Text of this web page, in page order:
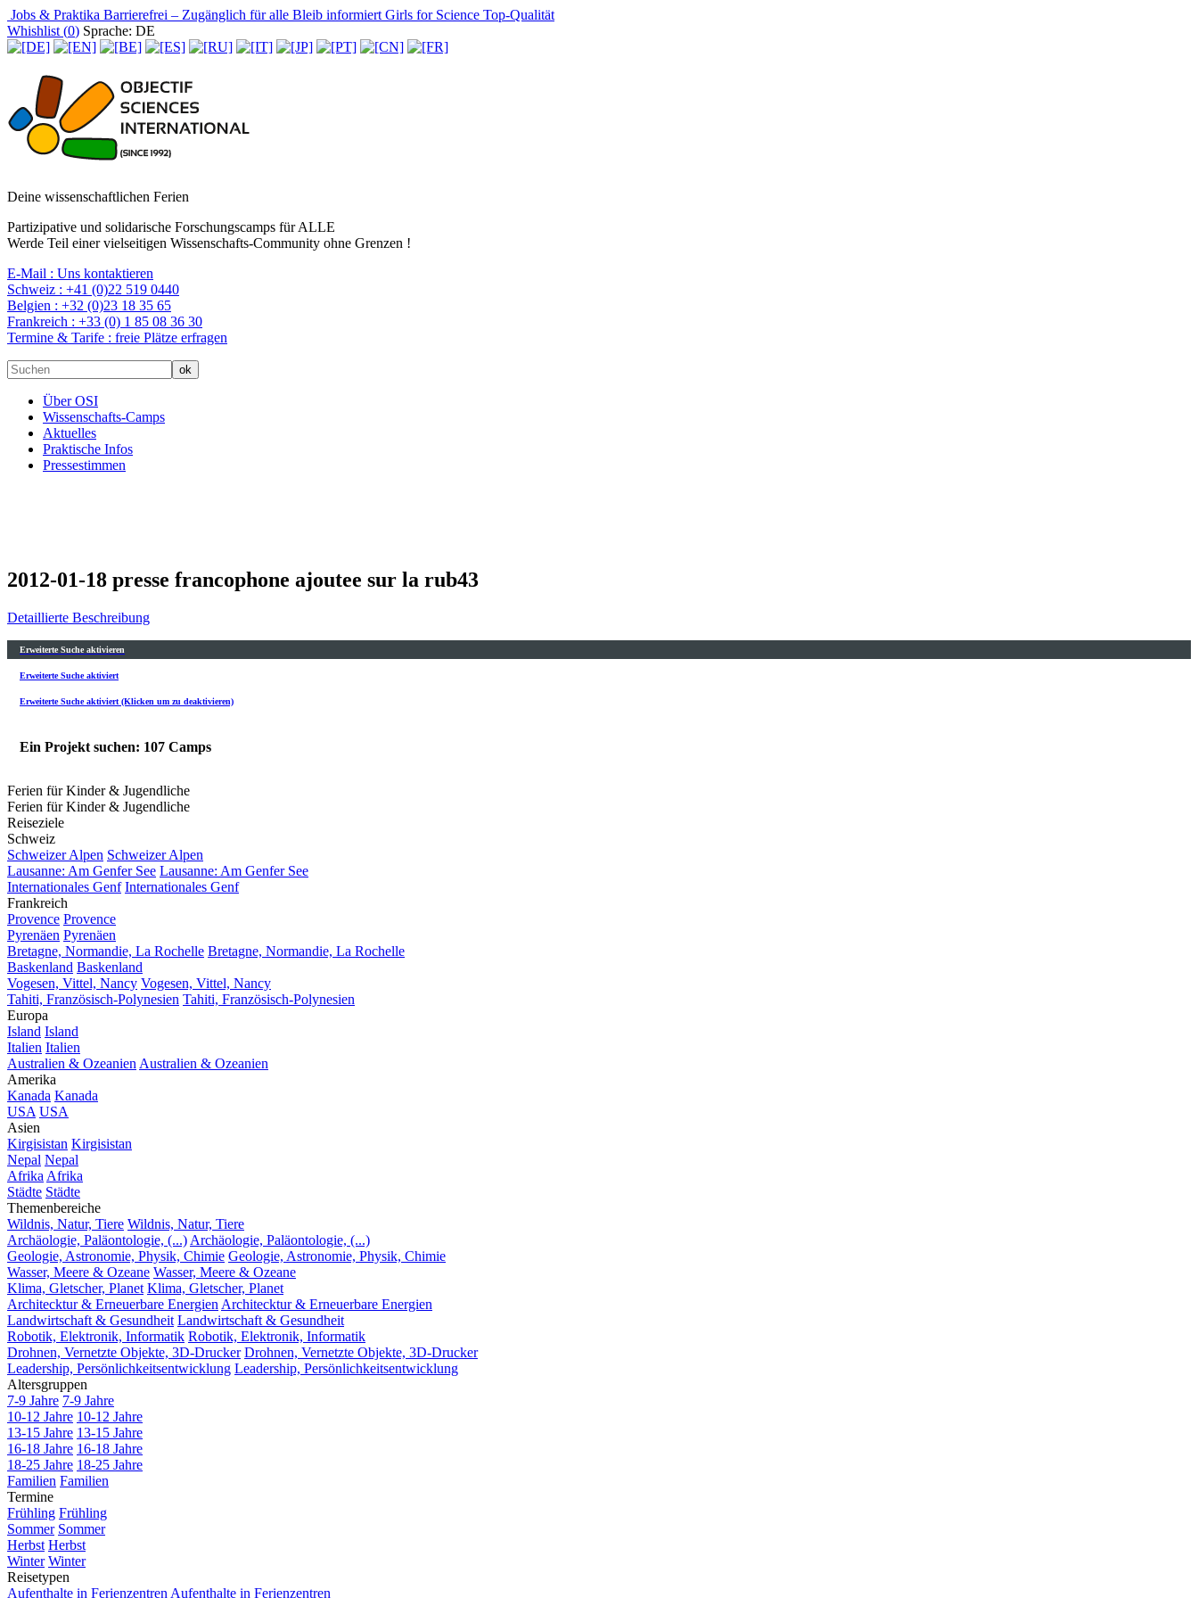
Jobs & Praktika Barrierefrei – Zugänglich für alle Bleib informiert Girls for Science Top-Qualität
Whishlist (0) Sprache: DE
Deine wissenschaftlichen Ferien
Partizipative und solidarische Forschungscamps für ALLE
Werde Teil einer vielseitigen Wissenschafts-Community ohne Grenzen !
E-Mail : Uns kontaktieren
Schweiz : +41 (0)22 519 0440
Belgien : +32 (0)23 18 35 65
Frankreich : +33 (0) 1 85 08 36 30
Termine & Tarife : freie Plätze erfragen
Über OSI
Wissenschafts-Camps
Aktuelles
Praktische Infos
Pressestimmen
2012-01-18 presse francophone ajoutee sur la rub43
Detaillierte Beschreibung
Erweiterte Suche aktivieren
Erweiterte Suche aktiviert
Erweiterte Suche aktiviert (Klicken um zu deaktivieren)
Ein Projekt suchen: 107 Camps
Ferien für Kinder & Jugendliche
Ferien für Kinder & Jugendliche
Reiseziele
Schweiz
Schweizer Alpen Schweizer Alpen
Lausanne: Am Genfer See Lausanne: Am Genfer See
Internationales Genf Internationales Genf
Frankreich
Provence Provence
Pyrenäen Pyrenäen
Bretagne, Normandie, La Rochelle Bretagne, Normandie, La Rochelle
Baskenland Baskenland
Vogesen, Vittel, Nancy Vogesen, Vittel, Nancy
Tahiti, Französisch-Polynesien Tahiti, Französisch-Polynesien
Europa
Island Island
Italien Italien
Australien & Ozeanien Australien & Ozeanien
Amerika
Kanada Kanada
USA USA
Asien
Kirgisistan Kirgisistan
Nepal Nepal
Afrika Afrika
Städte Städte
Themenbereiche
Wildnis, Natur, Tiere Wildnis, Natur, Tiere
Archäologie, Paläontologie, (...) Archäologie, Paläontologie, (...)
Geologie, Astronomie, Physik, Chimie Geologie, Astronomie, Physik, Chimie
Wasser, Meere & Ozeane Wasser, Meere & Ozeane
Klima, Gletscher, Planet Klima, Gletscher, Planet
Architecktur & Erneuerbare Energien Architecktur & Erneuerbare Energien
Landwirtschaft & Gesundheit Landwirtschaft & Gesundheit
Robotik, Elektronik, Informatik Robotik, Elektronik, Informatik
Drohnen, Vernetzte Objekte, 3D-Drucker Drohnen, Vernetzte Objekte, 3D-Drucker
Leadership, Persönlichkeitsentwicklung Leadership, Persönlichkeitsentwicklung
Altersgruppen
7-9 Jahre 7-9 Jahre
10-12 Jahre 10-12 Jahre
13-15 Jahre 13-15 Jahre
16-18 Jahre 16-18 Jahre
18-25 Jahre 18-25 Jahre
Familien Familien
Termine
Frühling Frühling
Sommer Sommer
Herbst Herbst
Winter Winter
Reisetypen
Aufenthalte in Ferienzentren Aufenthalte in Ferienzentren